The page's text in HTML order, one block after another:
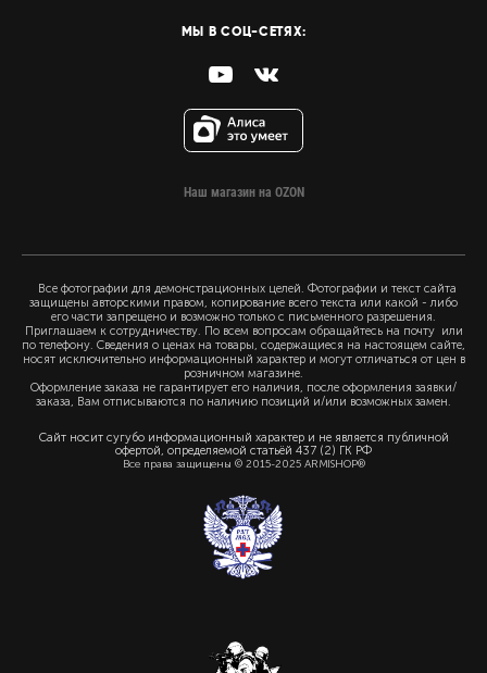
МЫ В СОЦ-СЕТЯХ:
Наш магазин на OZON
Все фотографии для демонстрационных целей. Фотографии и текст сайта
защищены авторскими правом, копирование всего текста или какой - либо
его части запрещено и возможно только с письменного разрешения.
Приглашаем к сотрудничеству. По всем вопросам обращайтесь на почту или
по телефону. Сведения о ценах на товары, содержащиеся на настоящем сайте,
носят исключительно информационный характер и могут отличаться от цен в
розничном магазине.
Оформление заказа не гарантирует его наличия, после оформления заявки/
заказа, Вам отписываются по наличию позиций и/или возможных замен.
Сайт носит сугубо информационный характер и не является публичной
офертой, определяемой статьёй 437 (2) ГК РФ
Все права защищены © 2015-2025 ARMISHOP®